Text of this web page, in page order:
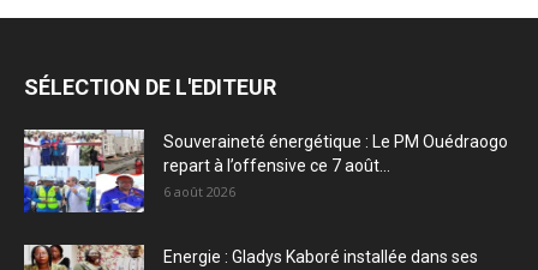
SÉLECTION DE L'EDITEUR
Souveraineté énergétique : Le PM Ouédraogo
repart à l’offensive ce 7 août...
6 août 2026
Energie : Gladys Kaboré installée dans ses